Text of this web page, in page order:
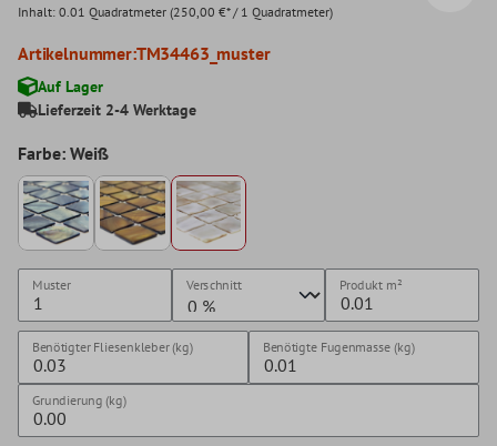
Inhalt: 0.01 Quadratmeter (250,00 €* / 1 Quadratmeter)
Artikelnummer:TM34463_muster
Auf Lager
Lieferzeit 2-4 Werktage
Farbe: Weiß
Muster Verschnitt Produkt m²
Benötigter Fliesenkleber (kg) Benötigte Fugenmasse (kg)
Grundierung (kg)